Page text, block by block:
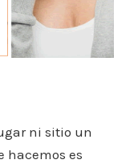
ni sitio un
hacemos es